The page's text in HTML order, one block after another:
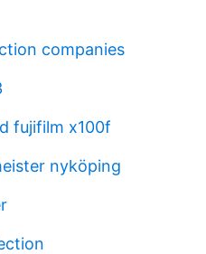
companies
fujifilm x100f
nyköping